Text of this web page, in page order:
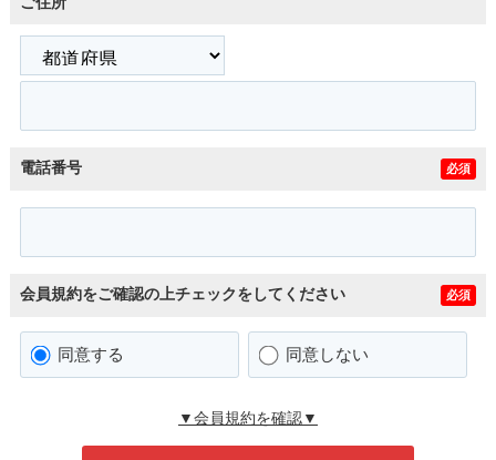
電話番号 必須
会員規約をご確認の上チェックをしてください 必須
同意する 同意しない
▼会員規約を確認▼